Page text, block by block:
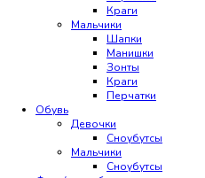
Краги
Мальчики
Шапки
Манишки
Зонты
Краги
Перчатки
Обувь
Девочки
Сноубутсы
Мальчики
Сноубутсы